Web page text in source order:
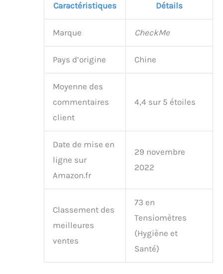
Caractéristiques Détails
Marque CheckMe
Pays d’origine Chine
Moyenne des
commentaires
client
4,4 sur 5 étoiles
Date de mise en
ligne sur
Amazon.fr
29 novembre
2022
Classement des
meilleures
ventes
73 en
Tensiomètres
(Hygiène et
Santé)